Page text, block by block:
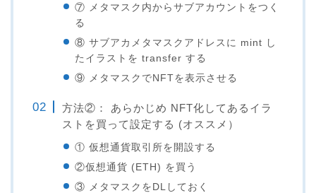
⑦ メタマスク内からサブアカウントをつく
る
⑧ サブアカメタマスクアドレスに mint し
たイラストを transfer する
⑨ メタマスクでNFTを表示させる
方法②： あらかじめ NFT化してあるイラ
ストを買って設定する (オススメ）
① 仮想通貨取引所を開設する
②仮想通貨 (ETH) を買う
③ メタマスクをDLしておく